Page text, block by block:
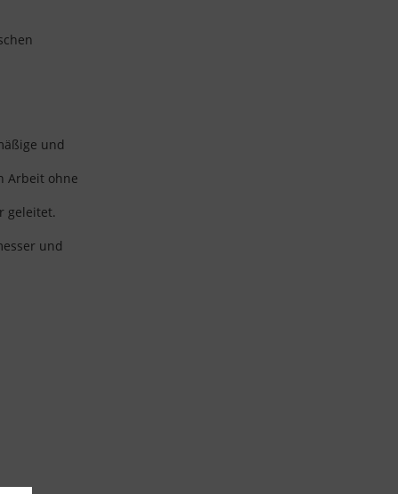
und
Arbeit ohne
geleitet.
und